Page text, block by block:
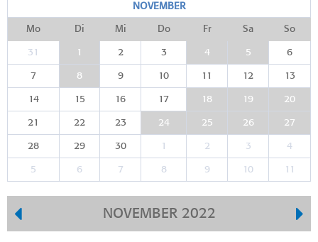
NOVEMBER
Mo Di Mi Do Fr Sa So
31 1 2 3 4 5 6
7 8 9 10 11 12 13
14 15 16 17 18 19 20
21 22 23 24 25 26 27
28 29 30 1 2 3 4
5 6 7 8 9 10 11
NOVEMBER 2022